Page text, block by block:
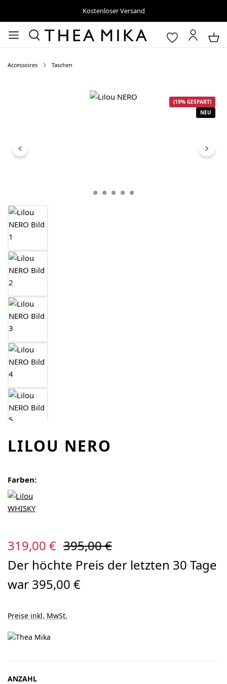
Kostenloser Versand
Accessoires Taschen
Bildergalerie überspringen
(19% GESPART)
NEU
LILOU NERO
Farben:
Verkaufspreis:
319,00 € Regulärer Preis:
395,00 €
Der höchte Preis der letzten 30 Tage
war 395,00 €
Preise inkl. MwSt.
ANZAHL